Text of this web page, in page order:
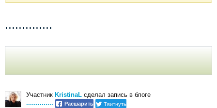
..............
Участник KristinaL сделал запись в блоге
..............
Расшарить Твитнуть